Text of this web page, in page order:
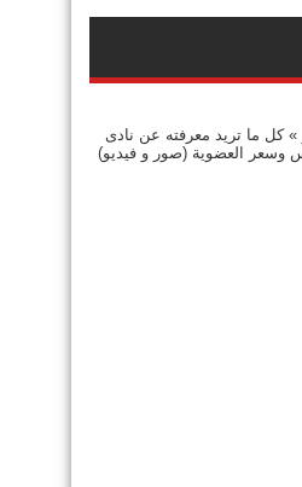
»كل ما تريد معرفته عن نادى
وسعر العضوية (صور و فيديو)